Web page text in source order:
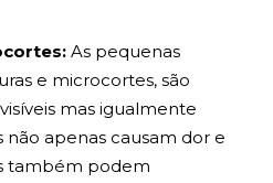
As pequenas
e microcortes, são
mas igualmente
não apenas causam dor e
também podem